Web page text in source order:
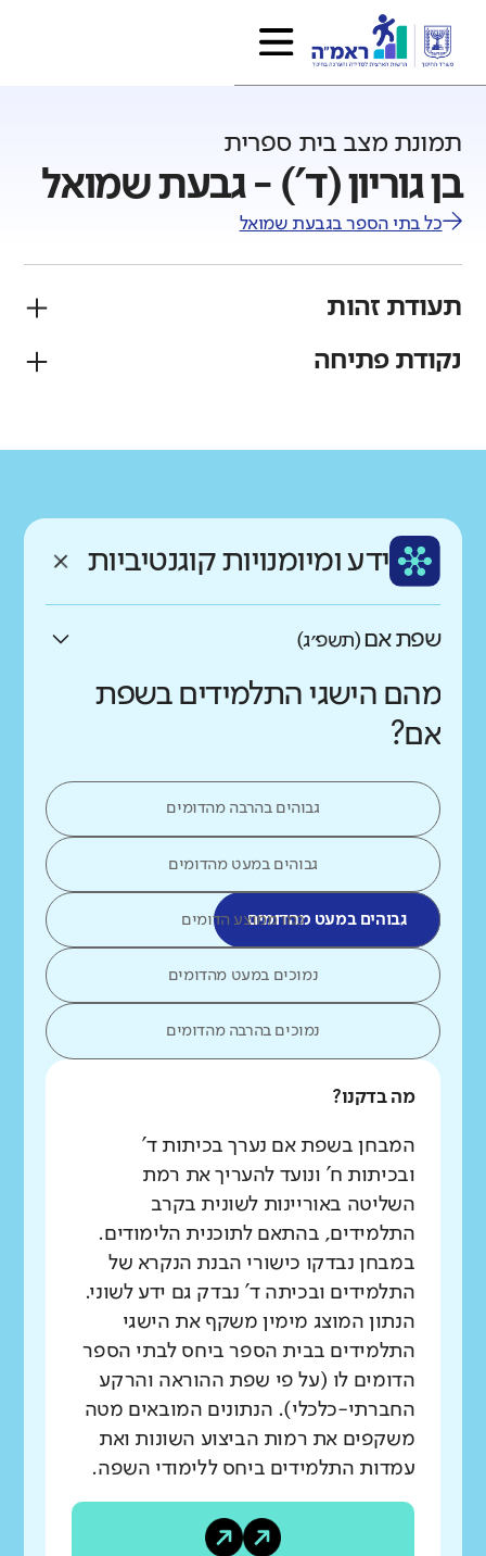
תמונת מצב בית ספרית
בן גוריון (ד') - גבעת שמואל
כל בתי הספר בגבעת שמואל
תעודת זהות
פיקוח
עברית ותיק
נקודת פתיחה
רקע חברתי כלכלי
נמוך ידע ומיומנויות קוגנטיביות
שפת אם(תשפ״ג)
מהם הישגי התלמידים בשפת
אם?
גבוהים בהרבה מהדומים
גבוהים במעט מהדומים
גבוהים במעט מהדומיםכמו ממוצע הדומים
נמוכים במעט מהדומים
נמוכים בהרבה מהדומים
מה בדקנו?
המבחן בשפת אם נערך בכיתות ד'
ובכיתות ח' ונועד להעריך את רמת
השליטה באוריינות לשונית בקרב
התלמידים, בהתאם לתוכנית הלימודים.
במבחן נבדקו כישורי הבנת הנקרא של
התלמידים ובכיתה ד' נבדק גם ידע לשוני.
הנתון המוצג מימין משקף את הישגי
התלמידים בבית הספר ביחס לבתי הספר
הדומים לו (על פי שפת ההוראה והרקע
החברתי-כלכלי). הנתונים המובאים מטה
משקפים את רמות הביצוע השונות ואת
עמדות התלמידים ביחס ללימודי השפה.